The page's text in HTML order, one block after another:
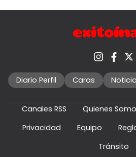
Diario Perfil Caras
Canales RSS Quienes
Privacidad
Equipo
Tránsito